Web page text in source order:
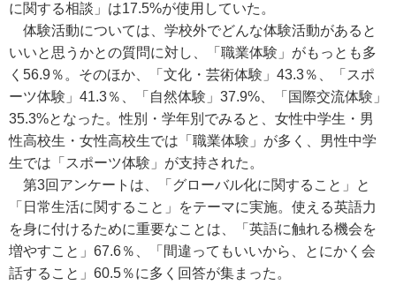
に関する相談」は17.5%が使用していた。
体験活動については、学校外でどんな体験活動があると
いいと思うかとの質問に対し、「職業体験」がもっとも多
く56.9％。そのほか、「文化・芸術体験」43.3％、「スポ
ーツ体験」41.3％、「自然体験」37.9%、「国際交流体験」
35.3%となった。性別・学年別でみると、女性中学生・男
性高校生・女性高校生では「職業体験」が多く、男性中学
生では「スポーツ体験」が支持された。
第3回アンケートは、「グローバル化に関すること」と
「日常生活に関すること」をテーマに実施。使える英語力
を身に付けるために重要なことは、「英語に触れる機会を
増やすこと」67.6％、「間違ってもいいから、とにかく会
話すること」60.5％に多く回答が集まった。